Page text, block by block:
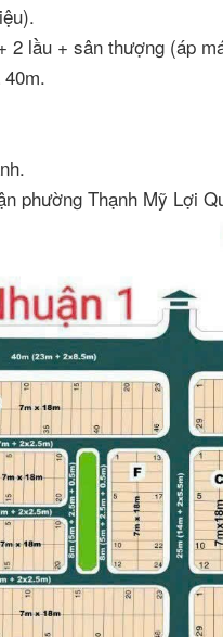
2 lầu + sân thượng (áp
phường Thạnh Mỹ Lợi